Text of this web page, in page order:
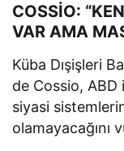
COSSİO:
VAR AMA
Küba Dışişleri
de Cossio, ABD
siyasi
olamayacağını